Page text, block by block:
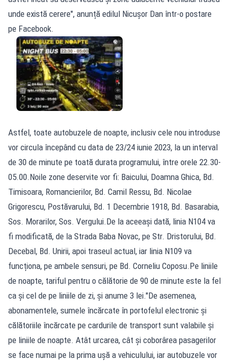
unde există cerere", anunță edilul Nicușor Dan într-o postare
pe Facebook.
Astfel, toate autobuzele de noapte, inclusiv cele nou introduse
vor circula începând cu data de 23/24 iunie 2023, la un interval
de 30 de minute pe toată durata programului, între orele 22.30-
05.00.Noile zone deservite vor fi: Baicului, Doamna Ghica, Bd.
Timisoara, Romancierilor, Bd. Camil Ressu, Bd. Nicolae
Grigorescu, Postăvarului, Bd. 1 Decembrie 1918, Bd. Basarabia,
Sos. Morarilor, Sos. Vergului.De la aceeași dată, linia N104 va
fi modificată, de la Strada Baba Novac, pe Str. Dristorului, Bd.
Decebal, Bd. Unirii, apoi traseul actual, iar linia N109 va
funcționa, pe ambele sensuri, pe Bd. Corneliu Coposu.Pe liniile
de noapte, tariful pentru o călătorie de 90 de minute este la fel
ca și cel de pe liniile de zi, și anume 3 lei."De asemenea,
abonamentele, sumele încărcate în portofelul electronic și
călătoriile încărcate pe cardurile de transport sunt valabile și
pe liniile de noapte. Atât urcarea, cât și coborârea pasagerilor
se face numai pe la prima ușă a vehiculului, iar autobuzele vor